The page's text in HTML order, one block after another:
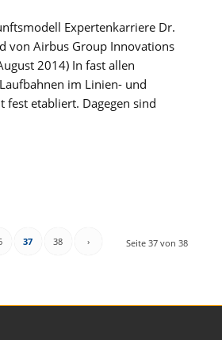
Expertenkarriere Dr.
von Airbus Group Innovations
2014) In fast allen
im Linien- und
fest etabliert. Dagegen sind
Seite 37 von 38
37 38 ›